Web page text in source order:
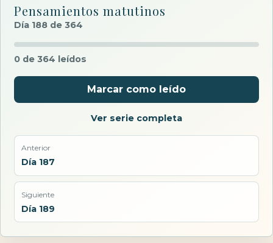
Pensamientos matutinos
Día 188 de 364
0 de 364 leídos
Marcar como leído
Ver serie completa
Anterior
Día 187
Siguiente
Día 189